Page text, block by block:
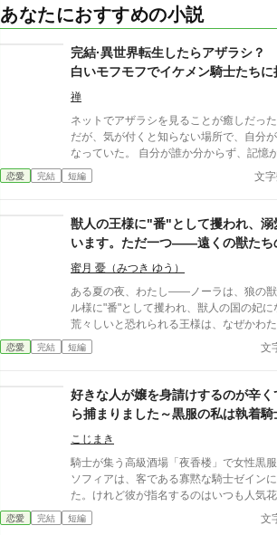
あなたにおすすめの小説
完結·異世界転生したらアザラシ？
白いモフモフでイケメン騎士たちに
したが、前世の知識で医療チートし
禅
ネットでアザラシを見ることが癒しだった
だが、気が付くと知らない場所で、自分
なっていた。 自分が誰か分からず、記憶
中、個性的なイケメン騎士たちに拾われる
し、騎士たちは冬の女神の愛おし子を探し
います ※完結まで毎日投稿します
恋愛 完結 短編 文
獣人の王様に"番"として攫われ、溺
います。ただ一つ——遠くの獣たち
がいつも、わたしの居場所を、あの
蜜月 憂（みつき ゆう）
ある夏の夜、わたし――ノーラは、狼の獣
ル様に"番"として攫われ、獣人の国の妃に
荒々しいと恐れられる王様は、なぜかわ
は、蕩けるほど甘く、過保護なほど優しい。
だ一つ。 真夏の夜、遠くの森や山から、
なことに、わたしがどこにいても、わたし
きには決まって、その遠吠えの直後に、王
る。 ねえ、グレイル様。あの遠吠えは、
何を、あなたに報せているの。 ※二人にとっては、
最初から最後までハッピーエンドです。
ホラー風味（人間の狂気・執着）があり
インは絶対に傷つかず、溺愛されて幸せな
です。幽霊やお化けは出ません。
恋愛 完結 短編 文
好きな人が嬢を身請けするのが辛く
ら捕まりました～黒服の私は執着騎
れる～
こじまき
騎士が集う高級酒場「夜香楼」で女性黒
ソフィアは、客である寡黙な騎士ゼイン
た。けれど彼が指名するのはいつも人気
で、身請けも近いと予想されていた。 ソフィアは、
叶わない想いにと嫉妬に耐えきれず、衝動
恋愛 完結 短編 文